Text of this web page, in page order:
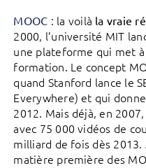
MOOC : la voilà la vraie
2000, l’université MIT
une plateforme qui met
formation. Le concept
quand Stanford lance le
Everywhere) et qui
2012. Mais déjà, en
avec 75 000 vidéos de
milliard de fois dès 2013.
matière première des